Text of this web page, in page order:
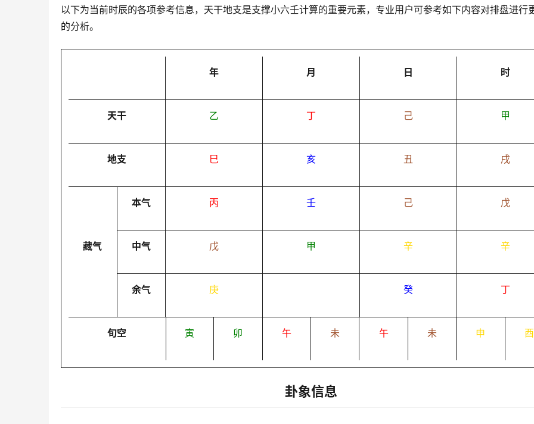
以下为当前时辰的各项参考信息，天干地支是支撑小六壬计算的重要元素，专业用户可参考如下内容对排盘进行
的分析。
年 月 日 时
天干 乙 丁 己 甲
地支 巳 亥 丑 戌
本气 丙 壬 己 戊
藏气 中气 戊 甲 辛 辛
余气 庚 癸 丁
旬空 寅 卯 午 未 午 未 申 酉
卦象信息